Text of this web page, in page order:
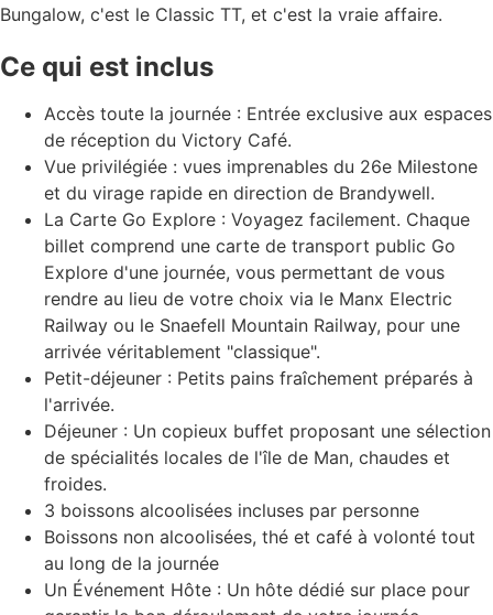
Bungalow, c'est le Classic TT, et c'est la vraie affaire.
Ce qui est inclus
Accès toute la journée : Entrée exclusive aux espaces
de réception du Victory Café.
Vue privilégiée : vues imprenables du 26e Milestone
et du virage rapide en direction de Brandywell.
La Carte Go Explore : Voyagez facilement. Chaque
billet comprend une carte de transport public Go
Explore d'une journée, vous permettant de vous
rendre au lieu de votre choix via le Manx Electric
Railway ou le Snaefell Mountain Railway, pour une
arrivée véritablement "classique".
Petit-déjeuner : Petits pains fraîchement préparés à
l'arrivée.
Déjeuner : Un copieux buffet proposant une sélection
de spécialités locales de l'île de Man, chaudes et
froides.
3 boissons alcoolisées incluses par personne
Boissons non alcoolisées, thé et café à volonté tout
au long de la journée
Un Événement Hôte : Un hôte dédié sur place pour